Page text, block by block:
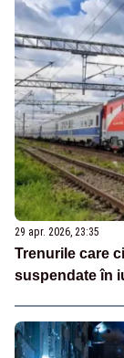
29 apr. 2026, 23:35
Trenurile care
suspendate în